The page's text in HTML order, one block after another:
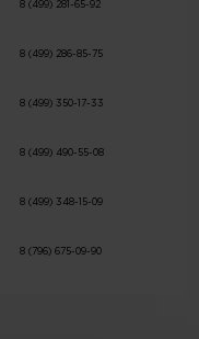
8 (499) 281-65-92
8 (499) 286-85-75
8 (499) 350-17-33
8 (499) 490-55-08
8 (499) 348-15-09
8 (796) 675-09-90